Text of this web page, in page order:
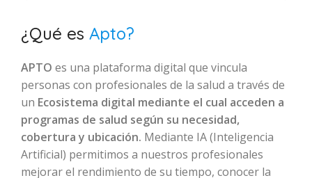
¿Qué es Apto?
APTO es una plataforma digital que vincula
personas con profesionales de la salud a través de
un Ecosistema digital mediante el cual acceden a
programas de salud según su necesidad,
cobertura y ubicación. Mediante IA (Inteligencia
Artificial) permitimos a nuestros profesionales
mejorar el rendimiento de su tiempo, conocer la